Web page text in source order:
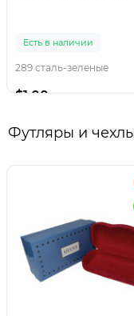
Есть в наличии
289 сталь-зеленые
$1.00
Футляры и